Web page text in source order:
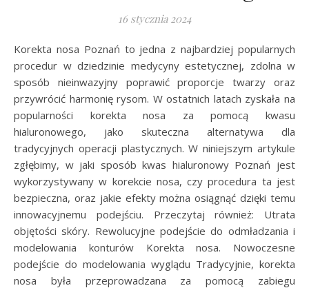
16 stycznia 2024
Korekta nosa Poznań to jedna z najbardziej popularnych
procedur w dziedzinie medycyny estetycznej, zdolna w
sposób nieinwazyjny poprawić proporcje twarzy oraz
przywrócić harmonię rysom. W ostatnich latach zyskała na
popularności korekta nosa za pomocą kwasu
hialuronowego, jako skuteczna alternatywa dla
tradycyjnych operacji plastycznych. W niniejszym artykule
zgłębimy, w jaki sposób kwas hialuronowy Poznań jest
wykorzystywany w korekcie nosa, czy procedura ta jest
bezpieczna, oraz jakie efekty można osiągnąć dzięki temu
innowacyjnemu podejściu. Przeczytaj również: Utrata
objętości skóry. Rewolucyjne podejście do odmładzania i
modelowania konturów Korekta nosa. Nowoczesne
podejście do modelowania wyglądu Tradycyjnie, korekta
nosa była przeprowadzana za pomocą zabiegu